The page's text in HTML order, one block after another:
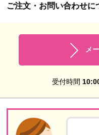
ご注文・お問い合わせに
メ
受付時間